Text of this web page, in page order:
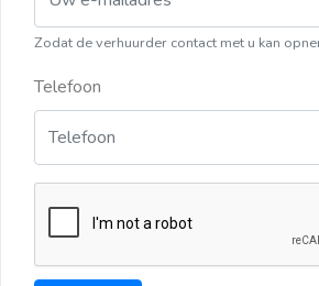
Zodat de verhuurder contact met u kan
Telefoon